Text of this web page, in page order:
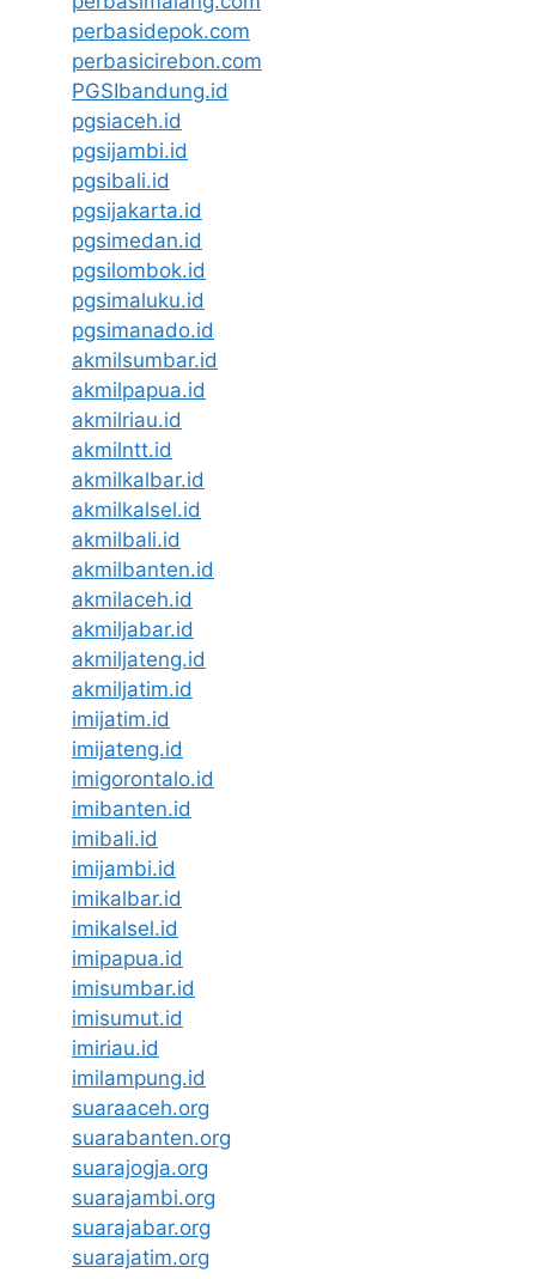
perbasidepok.com
perbasicirebon.com
PGSIbandung.id
pgsiaceh.id
pgsijambi.id
pgsibali.id
pgsijakarta.id
pgsimedan.id
pgsilombok.id
pgsimaluku.id
pgsimanado.id
akmilsumbar.id
akmilpapua.id
akmilriau.id
akmilntt.id
akmilkalbar.id
akmilkalsel.id
akmilbali.id
akmilbanten.id
akmilaceh.id
akmiljabar.id
akmiljateng.id
akmiljatim.id
imijatim.id
imijateng.id
imigorontalo.id
imibanten.id
imibali.id
imijambi.id
imikalbar.id
imikalsel.id
imipapua.id
imisumbar.id
imisumut.id
imiriau.id
imilampung.id
suaraaceh.org
suarabanten.org
suarajogja.org
suarajambi.org
suarajabar.org
suarajatim.org